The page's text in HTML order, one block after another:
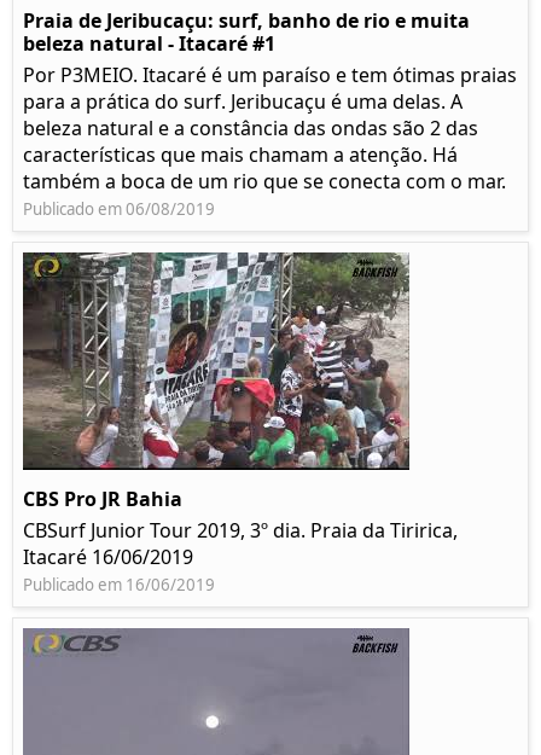
Praia de Jeribucaçu: surf, banho de rio e muita
beleza natural - Itacaré #1
Por P3MEIO. Itacaré é um paraíso e tem ótimas praias
para a prática do surf. Jeribucaçu é uma delas. A
beleza natural e a constância das ondas são 2 das
características que mais chamam a atenção. Há
também a boca de um rio que se conecta com o mar.
Publicado em 06/08/2019
CBS Pro JR Bahia
CBSurf Junior Tour 2019, 3º dia. Praia da Tiririca,
Itacaré 16/06/2019
Publicado em 16/06/2019